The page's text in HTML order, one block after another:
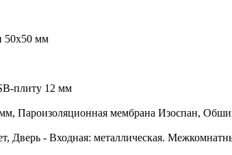
50х50 мм
плиту 12 мм
Пароизоляционная мембрана Изоспан,
Дверь - Входная: металлическая.